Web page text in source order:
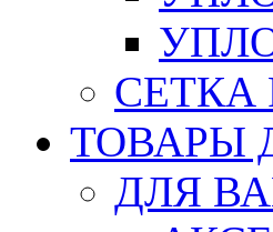
СЕТКА
ТОВАРЫ
ДЛЯ